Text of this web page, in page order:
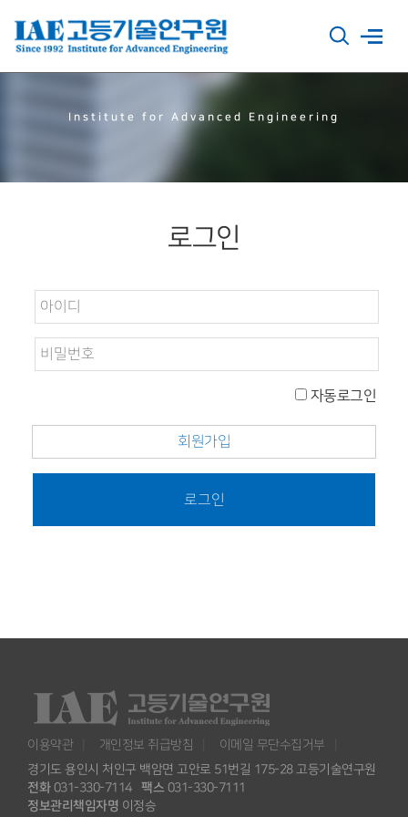
Institute for Advanced Engineering
로그인
자동로그인
회원가입
로그인
이용약관 개인정보 취급방침
이메일 무단수집거부
경기도 용인시 처인구 백암면 고안로 51번길 175-28 고등기술연구원
전화031-330-7114 팩스031-330-7111
정보관리책임자명 이정승